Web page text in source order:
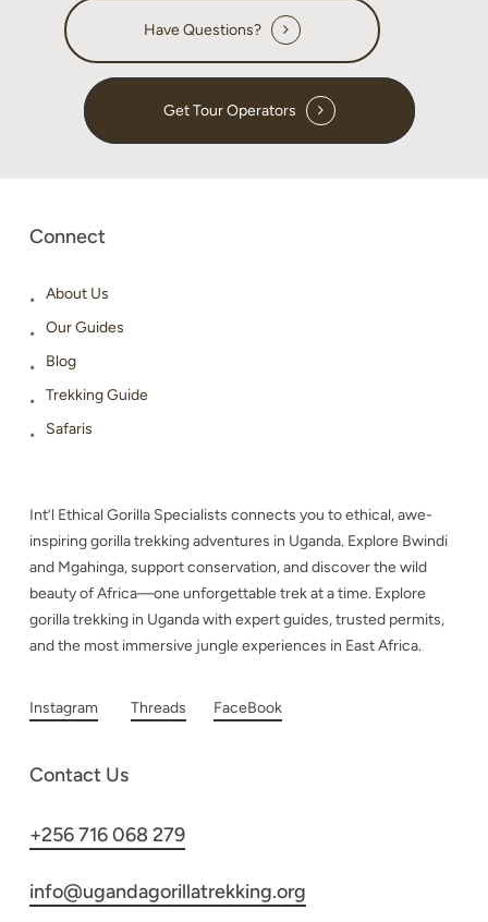
Have Questions?
Get Tour Operators
Connect
About Us
Our Guides
Blog
Trekking Guide
Safaris
Int’l Ethical Gorilla Specialists connects you to ethical, awe-
inspiring gorilla trekking adventures in Uganda. Explore Bwindi
and Mgahinga, support conservation, and discover the wild
beauty of Africa—one unforgettable trek at a time. Explore
gorilla trekking in Uganda with expert guides, trusted permits,
and the most immersive jungle experiences in East Africa.
Instagram Threads FaceBook
Contact Us
+256 716 068 279
info@ugandagorillatrekking.org